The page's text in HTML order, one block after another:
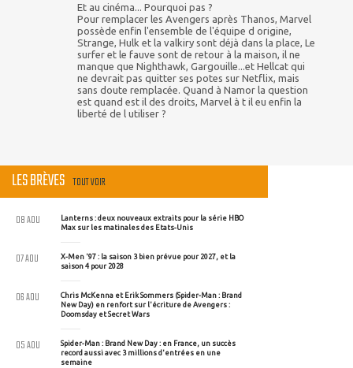
Et au cinéma... Pourquoi pas ?
Pour remplacer les Avengers après Thanos, Marvel
possède enfin l'ensemble de l'équipe d origine,
Strange, Hulk et la valkiry sont déjà dans la place, Le
surfer et le fauve sont de retour à la maison, il ne
manque que Nighthawk, Gargouille...et Hellcat qui
ne devrait pas quitter ses potes sur Netflix, mais
sans doute remplacée. Quand à Namor la question
est quand est il des droits, Marvel à t il eu enfin la
liberté de l utiliser ?
LES BRÈVES TOUT VOIR
Lanterns : deux nouveaux extraits pour la série HBO
Max sur les matinales des Etats-Unis
08 AOU
X-Men '97 : la saison 3 bien prévue pour 2027, et la
saison 4 pour 2028
07 AOU
Chris McKenna et Erik Sommers (Spider-Man : Brand
New Day) en renfort sur l'écriture de Avengers :
Doomsday et Secret Wars
06 AOU
Spider-Man : Brand New Day : en France, un succès
record aussi avec 3 millions d'entrées en une
semaine
05 AOU